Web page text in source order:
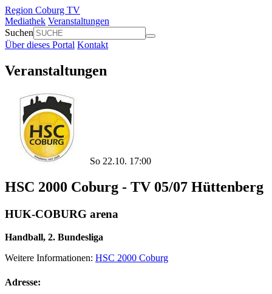
Region Coburg TV
Mediathek Veranstaltungen
Suchen
Über dieses Portal Kontakt
Veranstaltungen
So 22.10. 17:00
HSC 2000 Coburg - TV 05/07 Hüttenberg
HUK-COBURG arena
Handball, 2. Bundesliga
Weitere Informationen: HSC 2000 Coburg
Adresse: